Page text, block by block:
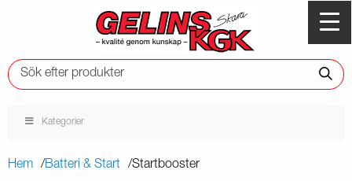
Kategorier
Hem Batteri & Start Startbooster